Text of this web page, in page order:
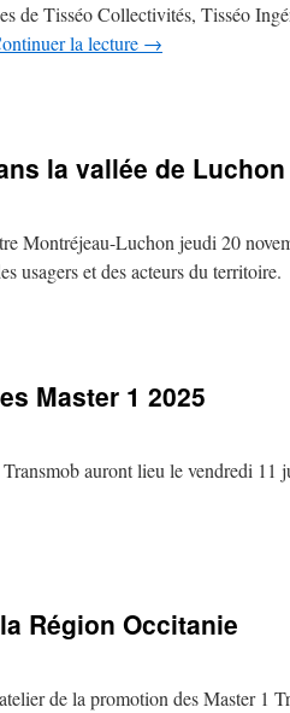
de Tisséo Collectivités, Tisséo
la lecture →
la vallée de Luchon
Montréjeau-Luchon jeudi 20
usagers et des acteurs du territoire.
Master 1 2025
auront lieu le vendredi
Région Occitanie
de la promotion des Master 1